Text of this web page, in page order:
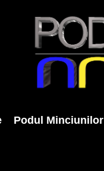
Podul Minciunilor